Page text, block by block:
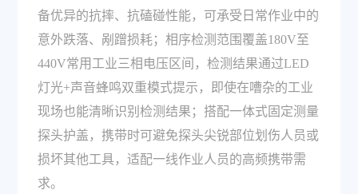
备优异的抗摔、抗磕碰性能，可承受日常作业中的
意外跌落、剐蹭损耗；相序检测范围覆盖180V至
440V常用工业三相电压区间，检测结果通过LED
灯光+声音蜂鸣双重模式提示，即使在嘈杂的工业
现场也能清晰识别检测结果；搭配一体式固定测量
探头护盖，携带时可避免探头尖锐部位划伤人员或
损坏其他工具，适配一线作业人员的高频携带需
求。